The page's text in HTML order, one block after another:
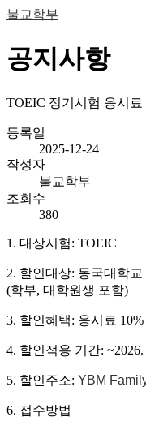
불교학부
공지사항
TOEIC 정기시험 응시료
등록일
2025-12-24
작성자
불교학부
조회수
380
1. 대상시험: TOEIC
2. 할인대상: 동국대학
(학부, 대학원생 포함)
3. 할인혜택: 응시료
4. 할인적용 기간:
5. 할인주소: YBM
6. 접수방법